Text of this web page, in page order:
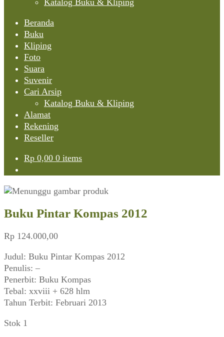
Katalog Buku & Kliping
Beranda
Buku
Kliping
Foto
Suara
Suvenir
Cari Arsip
Katalog Buku & Kliping
Alamat
Rekening
Reseller
Rp 0,00 0 items
Buku Pintar Kompas 2012
Rp 124.000,00
Judul: Buku Pintar Kompas 2012
Penulis: –
Penerbit: Buku Kompas
Tebal: xxviii + 628 hlm
Tahun Terbit: Februari 2013
Stok 1